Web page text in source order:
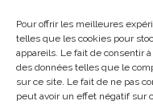
Pour offrir les meilleures
telles que les cookies pour
appareils. Le fait de consentir
des données telles que le
sur ce site. Le fait de ne pas
peut avoir un effet négatif sur
Recrutement
Blog
Me